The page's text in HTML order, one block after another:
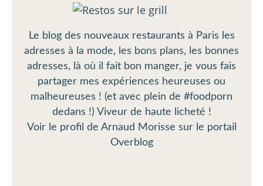
Le blog des nouveaux restaurants à Paris les
adresses à la mode, les bons plans, les bonnes
adresses, là où il fait bon manger, je vous fais
partager mes expériences heureuses ou
malheureuses ! (et avec plein de #foodporn
dedans !) Viveur de haute licheté !
Voir le profil de Arnaud Morisse sur le portail
Overblog